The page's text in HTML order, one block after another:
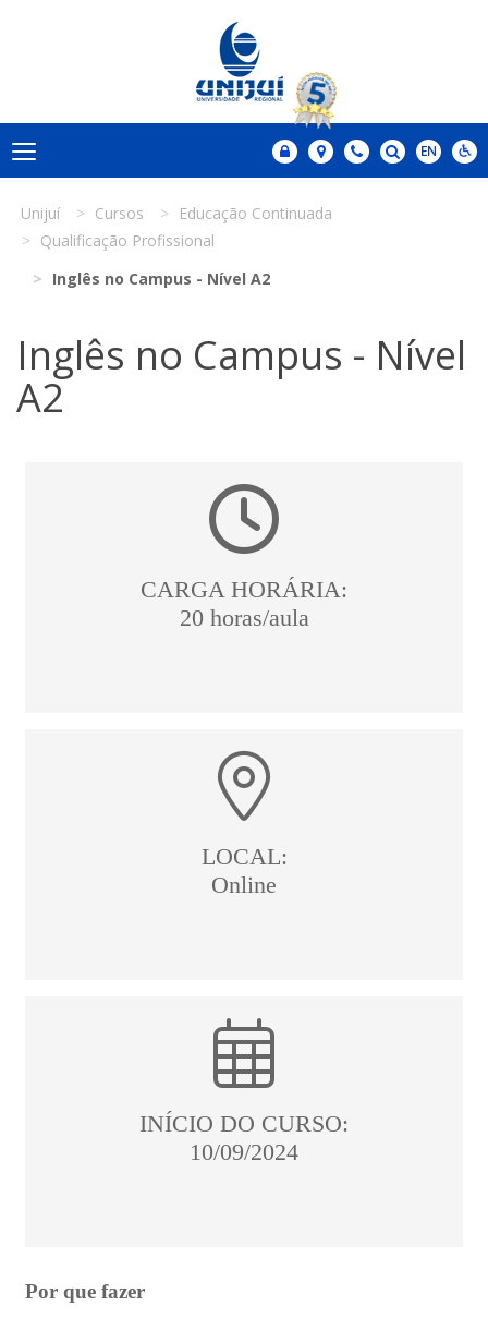
Unijuí Cursos
Educação Continuada
Qualificação Profissional
Inglês no Campus - Nível A2
Inglês no Campus - Nível
A2